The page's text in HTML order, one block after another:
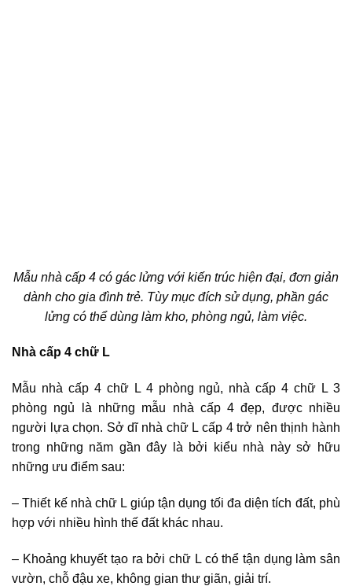
Mẫu nhà cấp 4 có gác lửng với kiến trúc hiện đại, đơn giản
dành cho gia đình trẻ. Tùy mục đích sử dụng, phần gác
lửng có thể dùng làm kho, phòng ngủ, làm việc.
Nhà cấp 4 chữ L
Mẫu nhà cấp 4 chữ L 4 phòng ngủ, nhà cấp 4 chữ L 3
phòng ngủ là những mẫu nhà cấp 4 đẹp, được nhiều
người lựa chọn. Sở dĩ nhà chữ L cấp 4 trở nên thịnh hành
trong những năm gần đây là bởi kiểu nhà này sở hữu
những ưu điểm sau:
– Thiết kế nhà chữ L giúp tận dụng tối đa diện tích đất, phù
hợp với nhiều hình thế đất khác nhau.
– Khoảng khuyết tạo ra bởi chữ L có thể tận dụng làm sân
vườn, chỗ đậu xe, không gian thư giãn, giải trí.